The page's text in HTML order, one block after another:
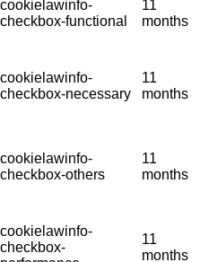
cookielawinfo-
checkbox-functional
11
months
cookielawinfo-
checkbox-necessary
11
months
cookielawinfo-
checkbox-others
11
months
cookielawinfo-
checkbox-
11
months